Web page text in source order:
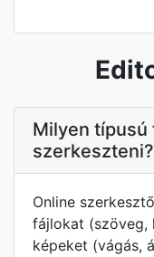
Milyen
szerkeszteni?
Online
fájlokat (szöveg,
képeket (vágás,